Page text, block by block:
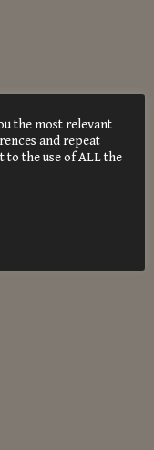
the most relevant
and repeat
to the use of ALL the